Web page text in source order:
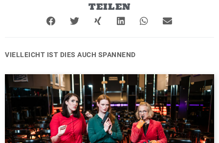
TEILEN
VIELLEICHT IST DIES AUCH SPANNEND